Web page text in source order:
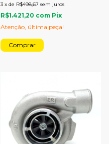
3 x de R$498,67 sem juros
R$1.421,20 com Pix
Atenção, última peça!
Comprar